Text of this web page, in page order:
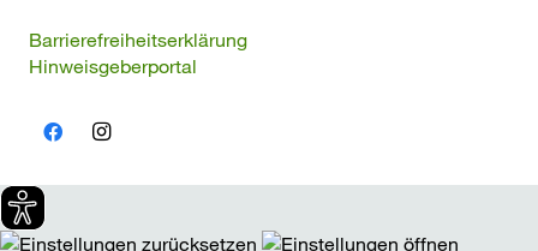
Barrierefreiheitserklärung
Hinweisgeberportal